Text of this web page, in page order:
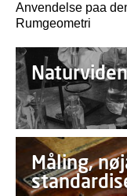
Anvendelse paa
Rumgeometri
Måling,